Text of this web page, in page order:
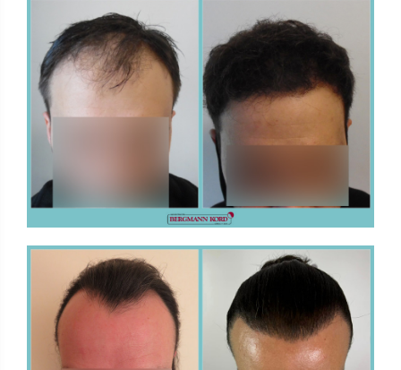
FUE - Αποτελέσματα - Photo Galleries
ΜΕΤΑΜΟΣΧΕΥΣΗ ΜΑΛΛΙΩΝ